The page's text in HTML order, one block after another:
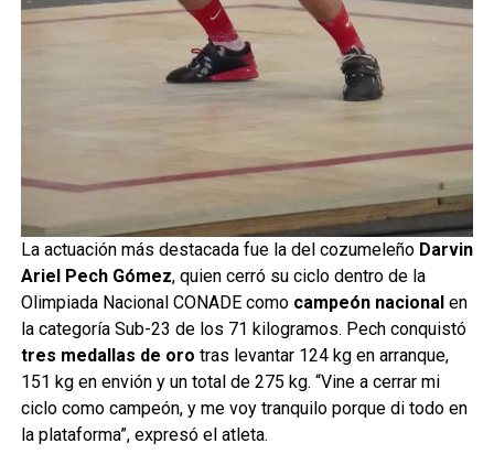
La actuación más destacada fue la del cozumeleño Darvin
Ariel Pech Gómez, quien cerró su ciclo dentro de la
Olimpiada Nacional CONADE como campeón nacionalen
la categoría Sub-23 de los 71 kilogramos. Pech conquistó
tres medallas de oro tras levantar 124 kg en arranque,
151 kg en envión y un total de 275 kg. “Vine a cerrar mi
ciclo como campeón, y me voy tranquilo porque di todo en
la plataforma”, expresó el atleta.